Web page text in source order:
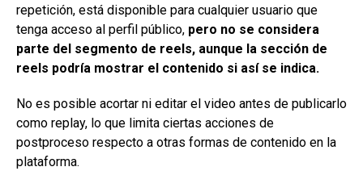
repetición, está disponible para cualquier usuario que
tenga acceso al perfil público, pero no se considera
parte del segmento de reels, aunque la sección de
reels podría mostrar el contenido si así se indica.
No es posible acortar ni editar el video antes de publicarlo
como replay, lo que limita ciertas acciones de
postproceso respecto a otras formas de contenido en la
plataforma.